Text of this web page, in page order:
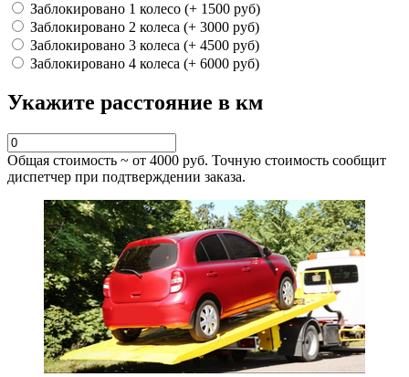
Заблокировано 1 колесо (+ 1500 руб)
Заблокировано 2 колеса (+ 3000 руб)
Заблокировано 3 колеса (+ 4500 руб)
Заблокировано 4 колеса (+ 6000 руб)
Укажите расстояние в км
Общая стоимость ~ от 4000 руб. Точную стоимость сообщит
диспетчер при подтверждении заказа.